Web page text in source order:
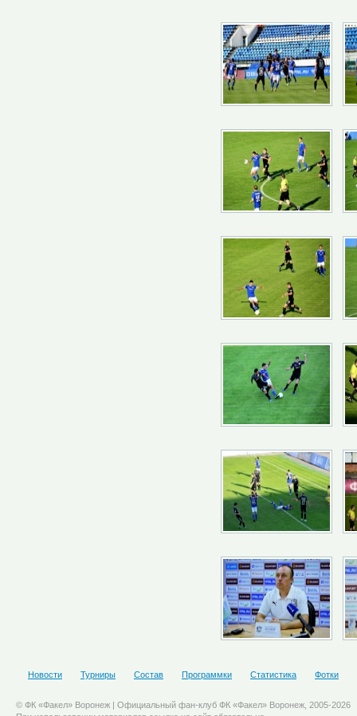
Новости Турниры Состав Программки Статистика Фотки
© ФК «Факел» Воронеж | Официальный фан-клуб ФК «Факел» Воронеж, 2005-2026